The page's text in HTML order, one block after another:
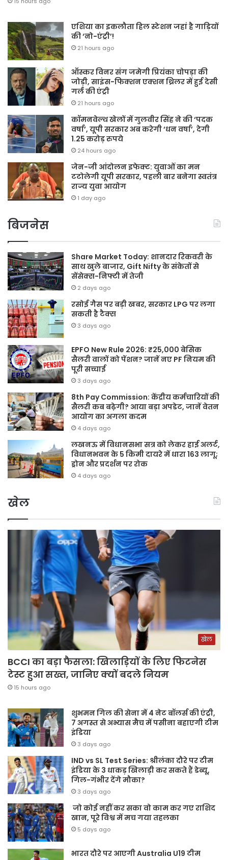
एशिया का इकलौता हिल स्टेशन जहां है गाड़ियों
की ‘नो-एंट्री’!
21 hours ago
ऑस्कर विनर संग जमेगी प्रियंका चोपड़ा की
जोड़ी, साइंस-फिक्शन एक्शन थ्रिलर में हुई देसी
गर्ल की एंट्री
21 hours ago
कॉमनवेल्थ खेलों में गुलवीर सिंह ने की ‘पदक
वर्षा’, यूपी सरकार अब करेगी ‘धन वर्षा’, देगी
1.25 करोड़ रुपये
24 hours ago
जेन-जी आंदोलन इफेक्ट: युवाओं का मन
टटोलेगी यूपी सरकार, पहली बार बनेगा स्वतंत्र
राज्य युवा आयोग
1 day ago
बिजनेस
Share Market Today: शानदार रिकवरी के
साथ खुले बाजार, Gift Nifty के संकेतों से
सेंसेक्स-निफ्टी में तेजी
2 days ago
रसोई गैस पर बड़ी खबर, सरकार LPG पर लगा
सकती है टैक्स
3 days ago
EPFO New Rule 2026: ₹25,000 बेसिक
सैलरी वालों को पेंशन? जानें नए PF नियम की
पूरी सच्चाई
3 days ago
8th Pay Commission: केंद्रीय कर्मचारियों की
सैलरी कब बढ़ेगी? आया बड़ा अपडेट, जानें वेतन
आयोग का अगला कदम
4 days ago
लखनऊ में विधानसभा सत्र को लेकर हाई अलर्ट,
विधानभवन के 5 किमी दायरे में धारा 163 लागू;
ड्रोन और प्रदर्शन पर रोक
4 days ago
खेल
खेल
BCCI का बड़ा फैसला: खिलाड़ियों के लिए फिटनेस
टेस्ट हुआ सख्त, जानिए क्यों बदले नियम
15 hours ago
शुभमन गिल की सेना में 4 नेट बॉलर्स की एंट्री,
7 अगस्त से अभ्यास मैच में पसीना बहाएगी टीम
इंडिया
3 days ago
IND vs SL Test Series: श्रीलंका दौरे पर टीम
इंडिया के 3 धाकड़ खिलाड़ी कर सकते हैं डेब्यू,
गिल-गंभीर देंगे मौका?
3 days ago
जो कोई नहीं कर सका वो काम कर गए राशिद
खान, पूरे विश्व में मच गया तहलका
5 days ago
भारत दौरे पर आएगी Australia U19 टीम